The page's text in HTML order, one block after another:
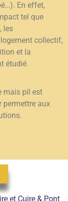
En effet,
tel que
les
collectif,
et la
étudié.
mais pil est
permettre aux
et Cuire & Pont